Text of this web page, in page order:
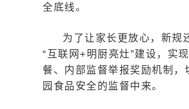
全底线。
为了让家长更放心，新规
“互联网+明厨亮灶”建设，实
餐、内部监督举报奖励机制
园食品安全的监督中来。